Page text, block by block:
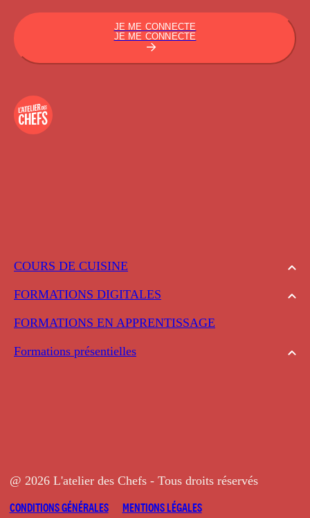
COURS DE CUISINE
FORMATIONS DIGITALES
FORMATIONS EN APPRENTISSAGE
Formations présentielles
JE ME CONNECTE
JE ME CONNECTE
@ 2026 L'atelier des Chefs - Tous droits réservés
CONDITIONS GÉNÉRALES
MENTIONS LÉGALES